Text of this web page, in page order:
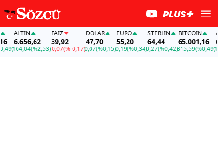
ALTIN
6.656,62
164,04(%2,53)
FAİZ
39,92
-0,07(%-0,17)
DOLAR
47,70
0,07(%0,15)
EURO
55,20
0,19(%0,34)
STERLIN
64,44
0,27(%0,42)
BITCOIN
65.001,16
315,59(%0,49)